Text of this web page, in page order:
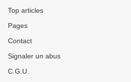
Top articles
Pages
Contact
Signaler un abus
C.G.U.